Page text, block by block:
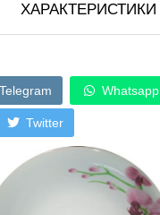
ХАРАКТЕРИСТИКИ
Telegram Whatsapp
Twitter